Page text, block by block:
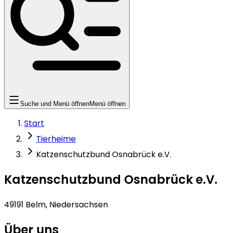
Suche und Menü öffnenMenü öffnen
Start
Tierheime
Katzenschutzbund Osnabrück e.V.
Katzenschutzbund Osnabrück e.V.
49191 Belm, Niedersachsen
Über uns